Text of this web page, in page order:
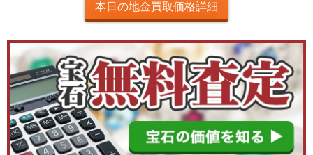
本日の地金買取価格詳細